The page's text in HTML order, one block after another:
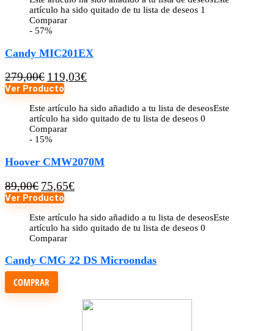
artículo ha sido quitado de tu lista de deseos 1
Comparar
- 57%
Candy MIC201EX
279,00€ 119,03€
Ver Producto
Este artículo ha sido añadido a tu lista de deseosEste
artículo ha sido quitado de tu lista de deseos 0
Comparar
- 15%
Hoover CMW2070M
89,00€ 75,65€
Ver Producto
Este artículo ha sido añadido a tu lista de deseosEste
artículo ha sido quitado de tu lista de deseos 0
Comparar
Candy CMG 22 DS Microondas
COMPRAR